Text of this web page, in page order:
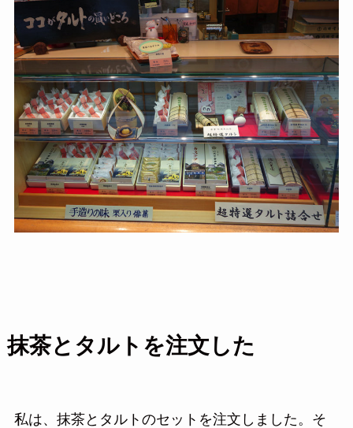
抹茶とタルトを注文した
私は、抹茶とタルトのセットを注文しました。そ